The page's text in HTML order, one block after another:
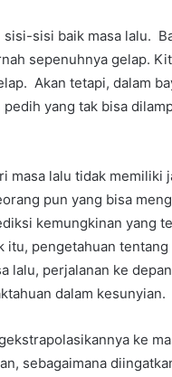
sisi baik masa lalu.
sepenuhnya gelap.
Akan tetapi, dalam
yang tak bisa
masa lalu tidak memiliki
pun yang bisa
kemungkinan yang
itu, pengetahuan tentang
lalu, perjalanan ke
dalam kesunyian.
ke
sebagaimana